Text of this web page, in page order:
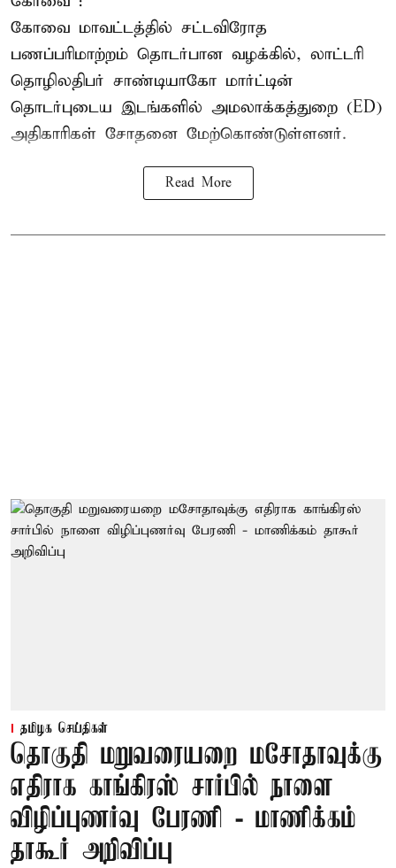
கோவை மாவட்டத்தில் சட்டவிரோத
பணப்பரிமாற்றம் தொடர்பான வழக்கில், லாட்டரி
தொழிலதிபர் சாண்டியாகோ மார்ட்டின்
தொடர்புடைய இடங்களில் அமலாக்கத்துறை (ED)
அதிகாரிகள் சோதனை மேற்கொண்டுள்ளனர்.
Read More
தமிழக செய்திகள்
தொகுதி மறுவரையறை மசோதாவுக்கு
எதிராக காங்கிரஸ் சார்பில் நாளை
விழிப்புணர்வு பேரணி - மாணிக்கம்
தாகூர் அறிவிப்பு